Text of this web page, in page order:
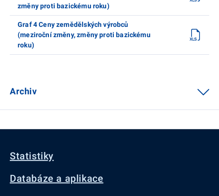
změny proti bazickému roku)
Graf 4 Ceny zemědělských výrobců
(meziroční změny, změny proti bazickému
roku)
Archiv
Statistiky
Databáze a aplikace